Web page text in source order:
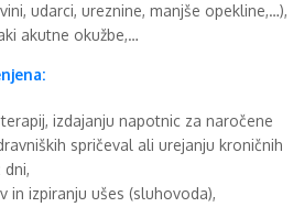
udarci, ureznine, manjše opekline,…),
akutne okužbe,…
izdajanju napotnic za naročene
spričeval ali urejanju kroničnih
dni,
in izpiranju ušes (sluhovoda),